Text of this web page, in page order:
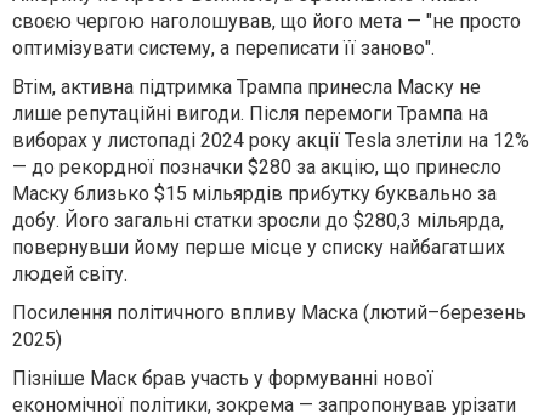
своєю чергою наголошував, що його мета — "не просто
оптимізувати систему, а переписати її заново".
Втім, активна підтримка Трампа принесла Маску не
лише репутаційні вигоди. Після перемоги Трампа на
виборах у листопаді 2024 року акції Tesla злетіли на 12%
— до рекордної позначки $280 за акцію, що принесло
Маску близько $15 мільярдів прибутку буквально за
добу. Його загальні статки зросли до $280,3 мільярда,
повернувши йому перше місце у списку найбагатших
людей світу.
Посилення політичного впливу Маска (лютий–березень
2025)
Пізніше Маск брав участь у формуванні нової
економічної політики, зокрема — запропонував урізати